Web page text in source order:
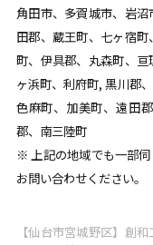
角田市、多賀城市、岩
田郡、蔵王町、七ヶ宿
町、伊具郡、丸森町、
ヶ浜町、利府町, 黒川郡
色麻町、加美町、遠田
郡、南三陸町
※ 上記の地域でも一部
お問い合わせください。
【仙台市宮城野区】創